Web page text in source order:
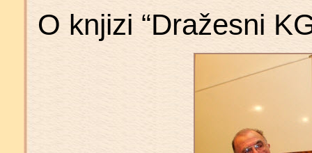
O knjizi “Dražesni